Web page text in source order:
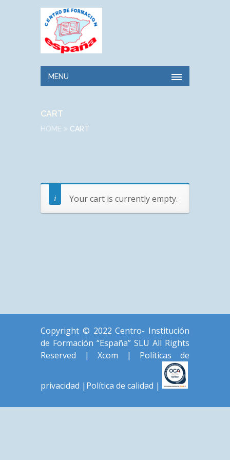
MENU
CART
HOME CART
Your cart is currently empty.
Copyright © 2022 Centro- Institución
de Formación “España” SLU All Rights
Reserved |Xcom | Políticas de
privacidad | Política de calidad |